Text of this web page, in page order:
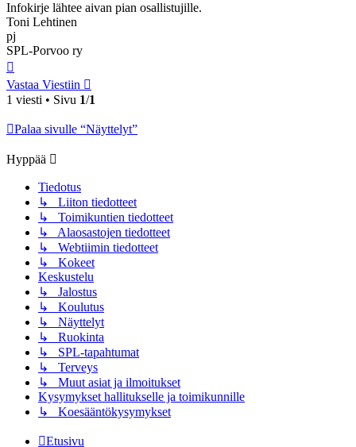
Infokirje lähtee aivan pian osallistujille.
Toni Lehtinen
pj
SPL-Porvoo ry
Vastaa Viestiin
1 viesti • Sivu 1/1
Palaa sivulle “Näyttelyt”
Hyppää
Tiedotus
↳ Liiton tiedotteet
↳ Toimikuntien tiedotteet
↳ Alaosastojen tiedotteet
↳ Webtiimin tiedotteet
↳ Kokeet
Keskustelu
↳ Jalostus
↳ Koulutus
↳ Näyttelyt
↳ Ruokinta
↳ SPL-tapahtumat
↳ Terveys
↳ Muut asiat ja ilmoitukset
Kysymykset hallitukselle ja toimikunnille
↳ Koesääntökysymykset
Etusivu